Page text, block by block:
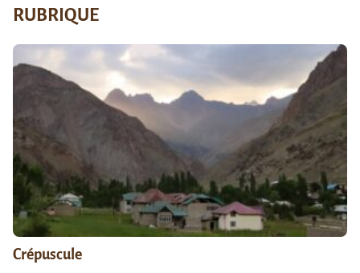
RUBRIQUE
Crépuscule